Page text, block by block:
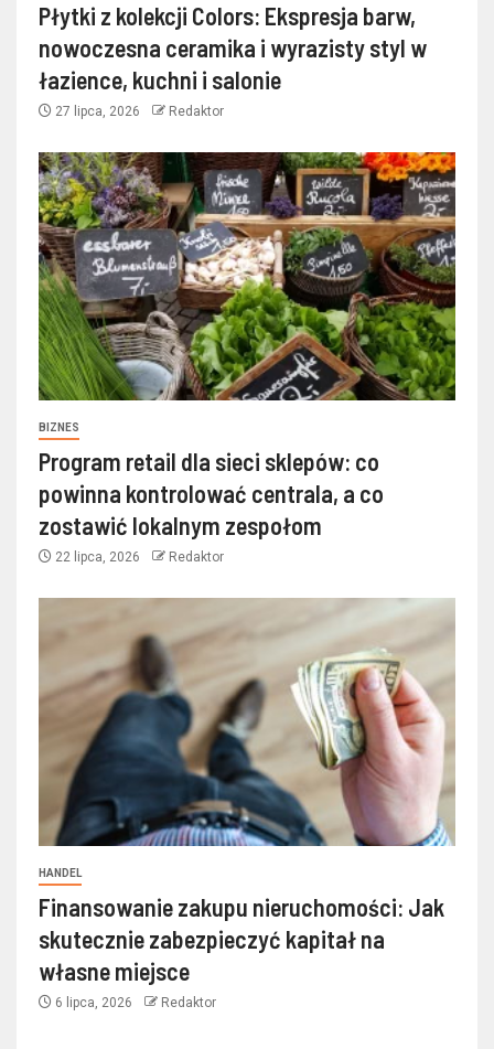
Płytki z kolekcji Colors: Ekspresja barw,
nowoczesna ceramika i wyrazisty styl w
łazience, kuchni i salonie
27 lipca, 2026 Redaktor
BIZNES
Program retail dla sieci sklepów: co
powinna kontrolować centrala, a co
zostawić lokalnym zespołom
22 lipca, 2026 Redaktor
HANDEL
Finansowanie zakupu nieruchomości: Jak
skutecznie zabezpieczyć kapitał na
własne miejsce
6 lipca, 2026 Redaktor